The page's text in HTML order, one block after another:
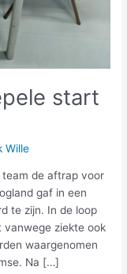
start
Wille
team de aftrap voor
gaf in een
te zijn. In de loop
vanwege ziekte ook
waargenomen
Na […]